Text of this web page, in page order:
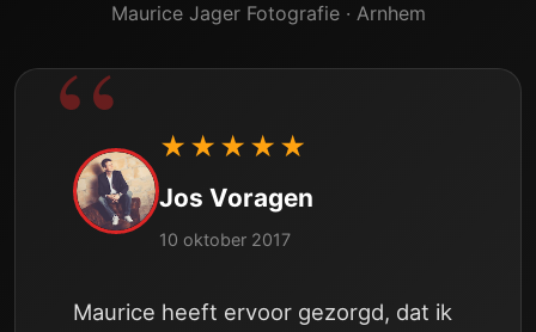
Maurice Jager Fotografie · Arnhem
★★★★★
Jos Voragen
10 oktober 2017
Maurice heeft ervoor gezorgd, dat ik